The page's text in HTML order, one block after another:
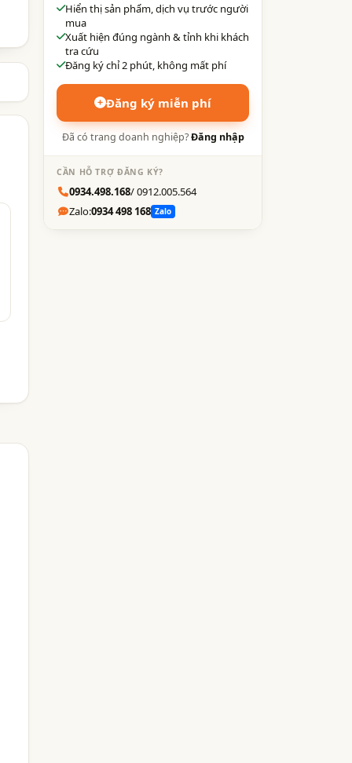
Hiển thị sản phẩm, dịch vụ trước người
mua
Xuất hiện đúng ngành & tỉnh khi khách
tra cứu
Đăng ký chỉ 2 phút, không mất phí
Đăng ký miễn phí
Đã có trang doanh nghiệp?Đăng nhập
CẦN HỖ TRỢ ĐĂNG KÝ?
0934.498.168/ 0912.005.564
Zalo:0934 498 168 Zalo